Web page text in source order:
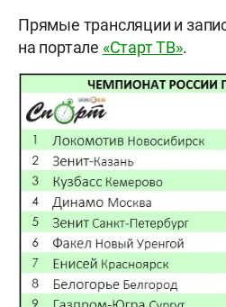
Прямые трансляции и
на портале «Старт ТВ».